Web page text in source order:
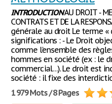
INTRODUCTIONAU DROIT -
CONTRATS ET DE LA
générale au droit Le terme
significations : - Le Droit
comme l’ensemble des
hommes en société (ex : le
commercial…). Le droit est
société : il fixe des
1 979 Mots / 8 Pages